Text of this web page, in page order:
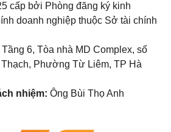
cấp bởi Phòng đăng ký kinh
doanh nghiệp thuộc Sở tài chính
Tầng 6, Tòa nhà MD Complex, số
Phường Từ Liêm, TP Hà
nhiệm: Ông Bùi Thọ Anh